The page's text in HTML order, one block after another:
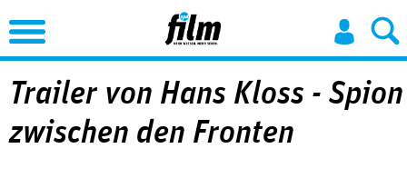
Jump to Navigation
Trailer von Hans Kloss - Spion
zwischen den Fronten